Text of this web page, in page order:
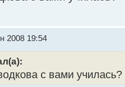
2008 19:54
с вами училась?